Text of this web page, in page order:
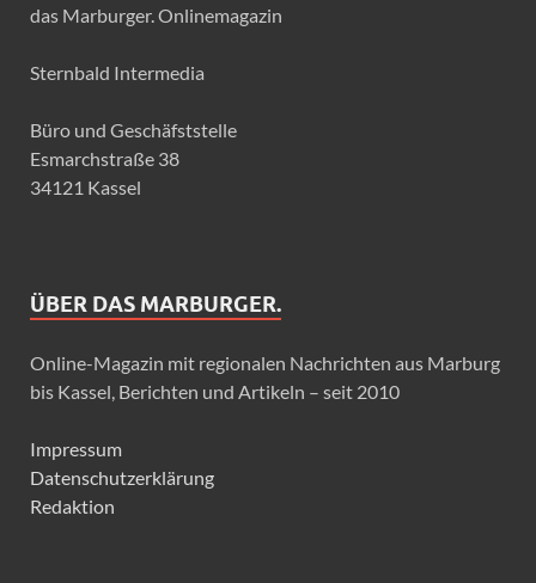
das Marburger. Onlinemagazin
Sternbald Intermedia
Büro und Geschäfststelle
Esmarchstraße 38
34121 Kassel
ÜBER DAS MARBURGER.
Online-Magazin mit regionalen Nachrichten aus Marburg
bis Kassel, Berichten und Artikeln – seit 2010
Impressum
Datenschutzerklärung
Redaktion